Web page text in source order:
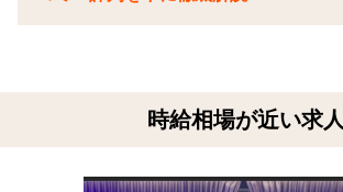
時給相場が近い求人